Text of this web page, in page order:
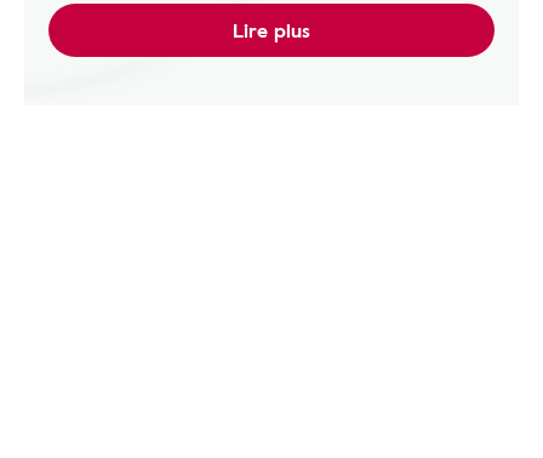
Lire plus